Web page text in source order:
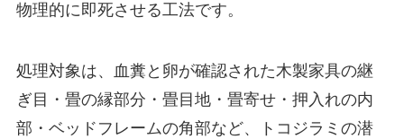
物理的に即死させる工法です。
処理対象は、血糞と卵が確認された木製家具の継
ぎ目・畳の縁部分・畳目地・畳寄せ・押入れの内
部・ベッドフレームの角部など、トコジラミの潜